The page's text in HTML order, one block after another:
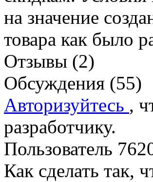
на значение
товара как было
Отзывы (2)
Обсуждения (55)
Авторизуйтесь ,
разработчику.
Пользователь
Как сделать так,